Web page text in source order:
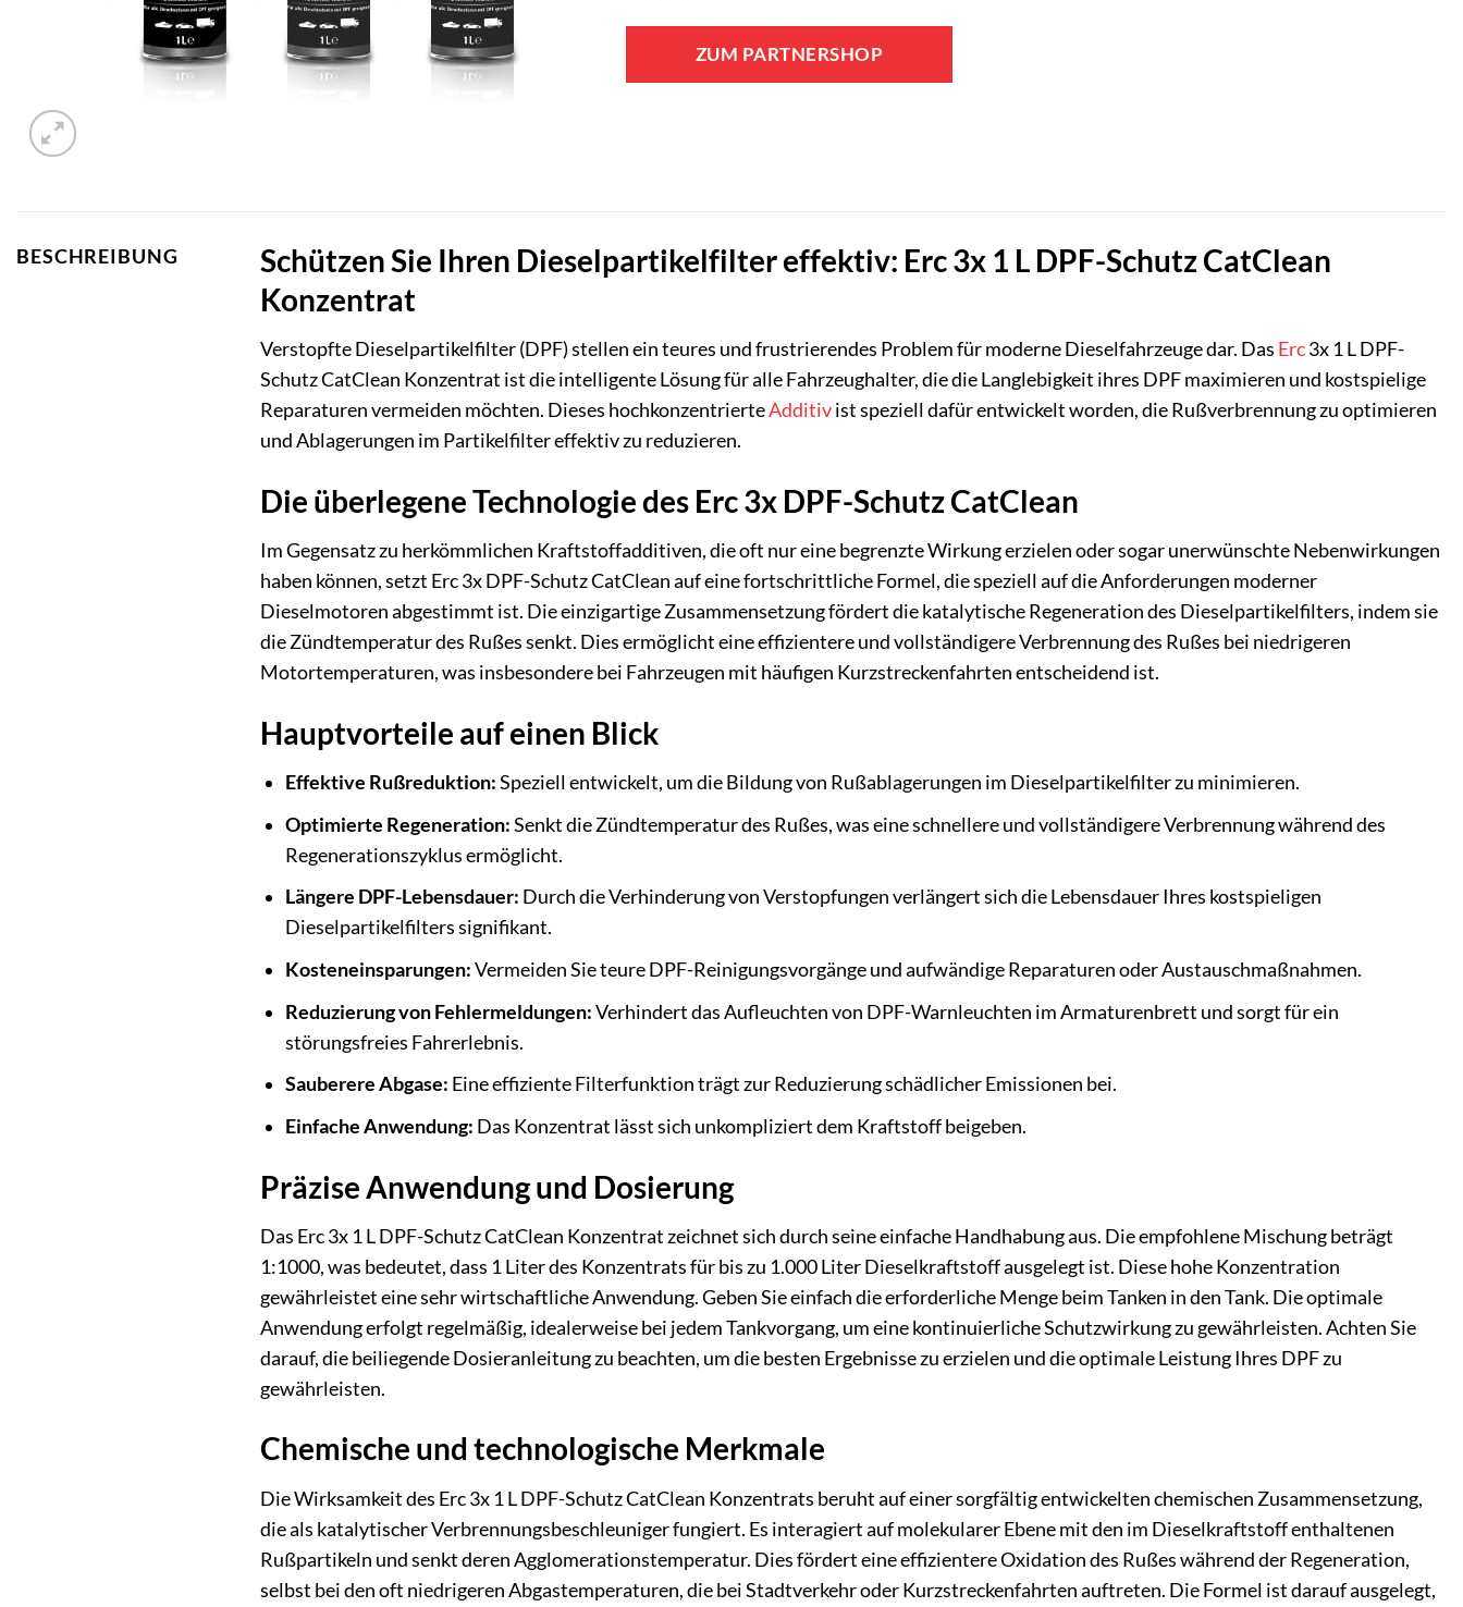
ZUM PARTNERSHOP
BESCHREIBUNG
Schützen Sie Ihren Dieselpartikelfilter effektiv: Erc 3x 1 L DPF-Schutz CatClean
Konzentrat
Verstopfte Dieselpartikelfilter (DPF) stellen ein teures und frustrierendes Problem für moderne Dieselfahrzeuge dar. Das Erc3x 1 L DPF-
Schutz CatClean Konzentrat ist die intelligente Lösung für alle Fahrzeughalter, die die Langlebigkeit ihres DPF maximieren und kostspielige
Reparaturen vermeiden möchten. Dieses hochkonzentrierteAdditivist speziell dafür entwickelt worden, die Rußverbrennung zu optimieren
und Ablagerungen im Partikelfilter effektiv zu reduzieren.
Die überlegene Technologie des Erc 3x DPF-Schutz CatClean
Im Gegensatz zu herkömmlichen Kraftstoffadditiven, die oft nur eine begrenzte Wirkung erzielen oder sogar unerwünschte Nebenwirkungen
haben können, setzt Erc 3x DPF-Schutz CatClean auf eine fortschrittliche Formel, die speziell auf die Anforderungen moderner
Dieselmotoren abgestimmt ist. Die einzigartige Zusammensetzung fördert die katalytische Regeneration des Dieselpartikelfilters, indem sie
die Zündtemperatur des Rußes senkt. Dies ermöglicht eine effizientere und vollständigere Verbrennung des Rußes bei niedrigeren
Motortemperaturen, was insbesondere bei Fahrzeugen mit häufigen Kurzstreckenfahrten entscheidend ist.
Hauptvorteile auf einen Blick
Effektive Rußreduktion:Speziell entwickelt, um die Bildung von Rußablagerungen im Dieselpartikelfilter zu minimieren.
Optimierte Regeneration:Senkt die Zündtemperatur des Rußes, was eine schnellere und vollständigere Verbrennung während des
Regenerationszyklus ermöglicht.
Längere DPF-Lebensdauer: Durch die Verhinderung von Verstopfungen verlängert sich die Lebensdauer Ihres kostspieligen
Dieselpartikelfilters signifikant.
Kosteneinsparungen:Vermeiden Sie teure DPF-Reinigungsvorgänge und aufwändige Reparaturen oder Austauschmaßnahmen.
Reduzierung von Fehlermeldungen:Verhindert das Aufleuchten von DPF-Warnleuchten im Armaturenbrett und sorgt für ein
störungsfreies Fahrerlebnis.
Sauberere Abgase: Eine effiziente Filterfunktion trägt zur Reduzierung schädlicher Emissionen bei.
Einfache Anwendung: Das Konzentrat lässt sich unkompliziert dem Kraftstoff beigeben.
Präzise Anwendung und Dosierung
Das Erc 3x 1 L DPF-Schutz CatClean Konzentrat zeichnet sich durch seine einfache Handhabung aus. Die empfohlene Mischung beträgt
1:1000, was bedeutet, dass 1 Liter des Konzentrats für bis zu 1.000 Liter Dieselkraftstoff ausgelegt ist. Diese hohe Konzentration
gewährleistet eine sehr wirtschaftliche Anwendung. Geben Sie einfach die erforderliche Menge beim Tanken in den Tank. Die optimale
Anwendung erfolgt regelmäßig, idealerweise bei jedem Tankvorgang, um eine kontinuierliche Schutzwirkung zu gewährleisten. Achten Sie
darauf, die beiliegende Dosieranleitung zu beachten, um die besten Ergebnisse zu erzielen und die optimale Leistung Ihres DPF zu
gewährleisten.
Chemische und technologische Merkmale
Die Wirksamkeit des Erc 3x 1 L DPF-Schutz CatClean Konzentrats beruht auf einer sorgfältig entwickelten chemischen Zusammensetzung,
die als katalytischer Verbrennungsbeschleuniger fungiert. Es interagiert auf molekularer Ebene mit den im Dieselkraftstoff enthaltenen
Rußpartikeln und senkt deren Agglomerationstemperatur. Dies fördert eine effizientere Oxidation des Rußes während der Regeneration,
selbst bei den oft niedrigeren Abgastemperaturen, die bei Stadtverkehr oder Kurzstreckenfahrten auftreten. Die Formel ist darauf ausgelegt,